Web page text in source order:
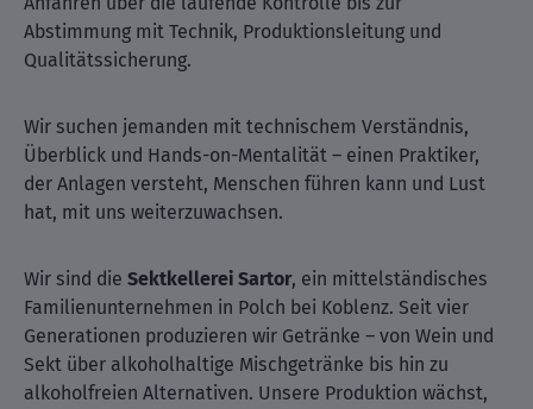
Abstimmung mit Technik, Produktionsleitung und
Qualitätssicherung.
Wir suchen jemanden mit technischem Verständnis,
Überblick und Hands-on-Mentalität – einen Praktiker,
der Anlagen versteht, Menschen führen kann und Lust
hat, mit uns weiterzuwachsen.
Wir sind die Sektkellerei Sartor, ein mittelständisches
Familienunternehmen in Polch bei Koblenz. Seit vier
Generationen produzieren wir Getränke – von Wein und
Sekt über alkoholhaltige Mischgetränke bis hin zu
alkoholfreien Alternativen. Unsere Produktion wächst,